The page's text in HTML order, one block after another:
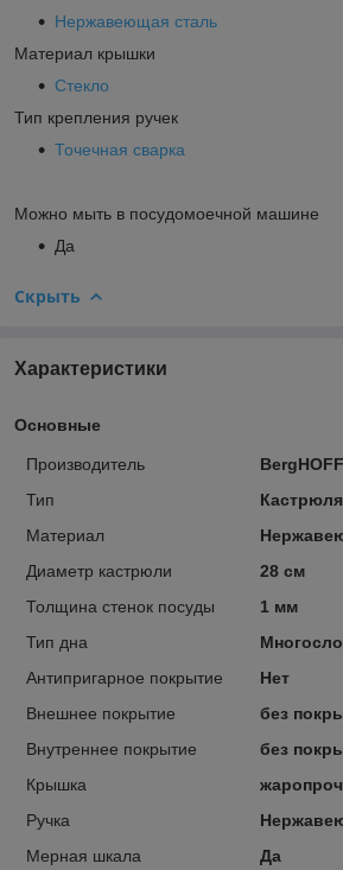
Нержавеющая сталь
Материал крышки
Стекло
Тип крепления ручек
Точечная сварка
Можно мыть в посудомоечной машине
Да
Скрыть
Характеристики
Основные
Производитель
BergHOFF
Тип
Кастрюля
Материал
Диаметр кастрюли
28 см
Толщина стенок посуды
1 мм
Тип дна
Антипригарное покрытие
Нет
Внешнее покрытие
без
Внутреннее покрытие
без
Крышка
Ручка
Мерная шкала
Да